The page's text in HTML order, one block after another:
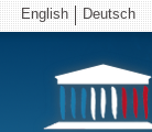
English Deutsch